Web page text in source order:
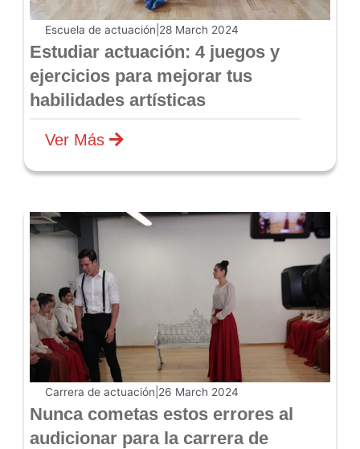
Escuela de actuación 28 March 2024
Estudiar actuación: 4 juegos y
ejercicios para mejorar tus
habilidades artísticas
Ver Más
Carrera de actuación 26 March 2024
Nunca cometas estos errores al
audicionar para la carrera de